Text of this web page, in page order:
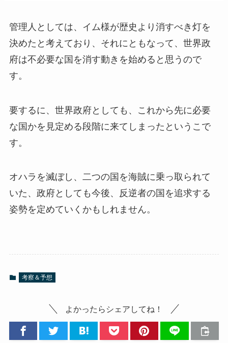
管理人としては、イム様が歴史より消すべき灯を
決めたと考えており、それにともなって、世界政
府は不必要な国を消す動きを始めると思うので
す。
要するに、世界政府としても、これから先に必要
な国かを見定める段階に来てしまったというこで
す。
オハラを滅ぼし、二つの国を海賊に乗っ取られて
いた、政府としても今後、反逆者の国を追求する
姿勢を定めていくかもしれません。
考察＆予想
よかったらシェアしてね！